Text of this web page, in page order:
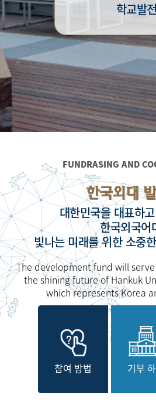
학교발
FUNDRASING AND
한국외대
대한민국을 대표하
한국외국어
빛나는 미래를 위한 소중
The development fund will
the shining future of Hankuk
which represents Korea
참여 방법 기부